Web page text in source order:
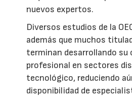
nuevos expertos.
Diversos estudios de la
además que muchos
terminan desarrollando su
profesional en sectores
tecnológico, reduciendo
disponibilidad de